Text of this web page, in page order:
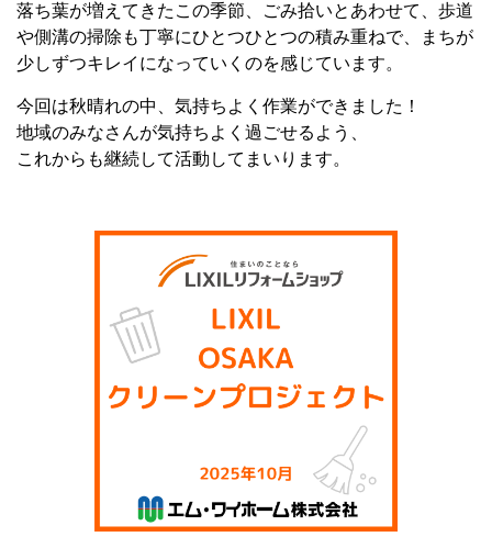
落ち葉が増えてきたこの季節、ごみ拾いとあわせて、歩道
や側溝の掃除も丁寧にひとつひとつの積み重ねで、まちが
少しずつキレイになっていくのを感じています。
今回は秋晴れの中、気持ちよく作業ができました！
地域のみなさんが気持ちよく過ごせるよう、
これからも継続して活動してまいります。